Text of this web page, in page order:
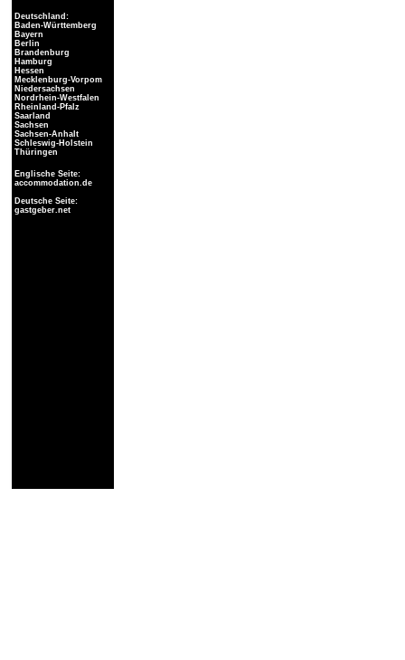
Deutschland:
Baden-Württemberg
Bayern
Berlin
Brandenburg
Hamburg
Hessen
Mecklenburg-Vorpom
Niedersachsen
Nordrhein-Westfalen
Rheinland-Pfalz
Saarland
Sachsen
Sachsen-Anhalt
Schleswig-Holstein
Thüringen
Englische Seite:
accommodation.de
Deutsche Seite:
gastgeber.net